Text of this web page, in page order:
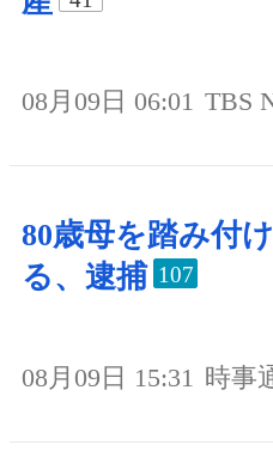
08月09日 06:01 TBS
80歳母を踏み付
る、逮捕 107
08月09日 15:31 時事